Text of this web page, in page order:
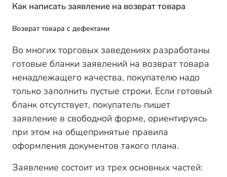
Как написать заявление на возврат товара
Возврат товара с дефектами
Во многих торговых заведениях разработаны
готовые бланки заявлений на возврат товара
ненадлежащего качества, покупателю надо
только заполнить пустые строки. Если готовый
бланк отсутствует, покупатель пишет
заявление в свободной форме, ориентируясь
при этом на общепринятые правила
оформления документов такого плана.
Заявление состоит из трех основных частей: